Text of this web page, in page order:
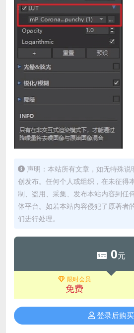
声明：本站所有文章，如无特殊
创发布。任何个人或组织，在未征得
制、盗用、采集、发布本站内容到任
体平台。如若本站内容侵犯了原著者
们进行处理。
0元
限时会员
免费
登录后购买